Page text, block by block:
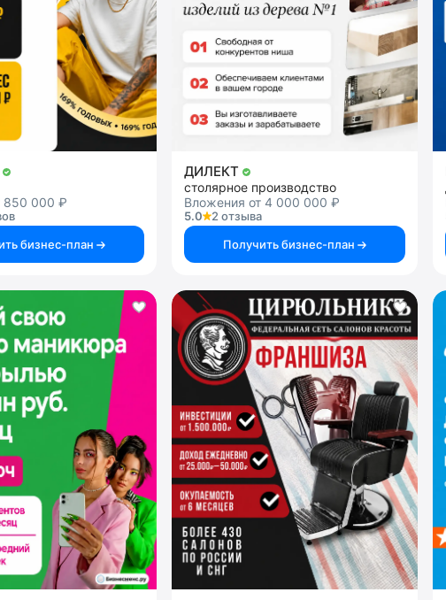
850 000 ₽
бизнес-план
ДИЛЕКТ
столярное производство
Вложения от 4 000 000 ₽
5.0
2 отзыва
Получить бизнес-план